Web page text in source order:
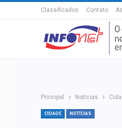
Classificados Contato
Principal Notícias
CIDADE NOTÍCIAS